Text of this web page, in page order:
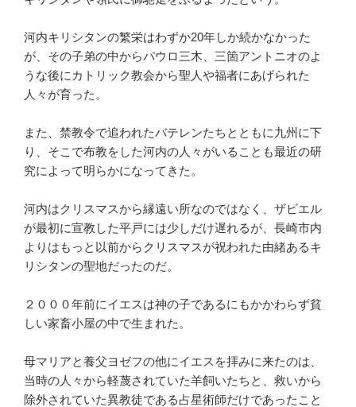
河内キリシタンの繁栄はわずか20年しか続かなかった
が、その子弟の中からパウロ三木、三箇アントニオのよ
うな後にカトリック教会から聖人や福者にあげられた
人々が育った。
また、禁教令で追われたバテレンたちとともに九州に下
り、そこで布教をした河内の人々がいることも最近の研
究によって明らかになってきた。
河内はクリスマスから縁遠い所なのではなく、ザビエル
が最初に宣教した平戸には少しだけ遅れるが、長崎市内
よりはもっと以前からクリスマスが祝われた由緒あるキ
リシタンの聖地だったのだ。
２０００年前にイエスは神の子であるにもかかわらず貧
しい家畜小屋の中で生まれた。
母マリアと養父ヨゼフの他にイエスを拝みに来たのは、
当時の人々から軽蔑されていた羊飼いたちと、救いから
除外されていた異教徒である占星術師だけであったこと